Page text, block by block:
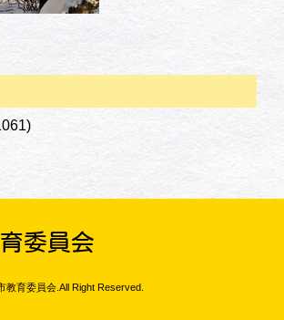
委員会
教育委員会.All Right Reserved.